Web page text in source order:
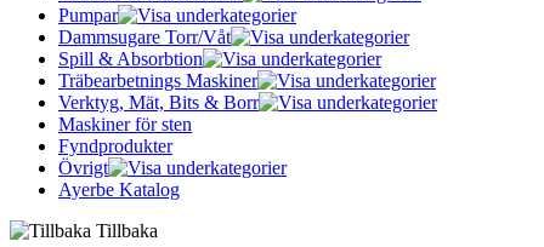
Pumpar
Dammsugare Torr/Våt
Spill & Absorbtion
Träbearbetnings Maskiner
Verktyg, Mät, Bits & Borr
Maskiner för sten
Fyndprodukter
Övrigt
Ayerbe Katalog
Tillbaka